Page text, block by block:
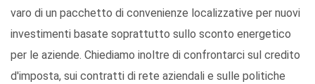
varo di un pacchetto di convenienze localizzative per nuovi
investimenti basate soprattutto sullo sconto energetico
per le aziende. Chiediamo inoltre di confrontarci sul credito
d'imposta, sui contratti di rete aziendali e sulle politiche